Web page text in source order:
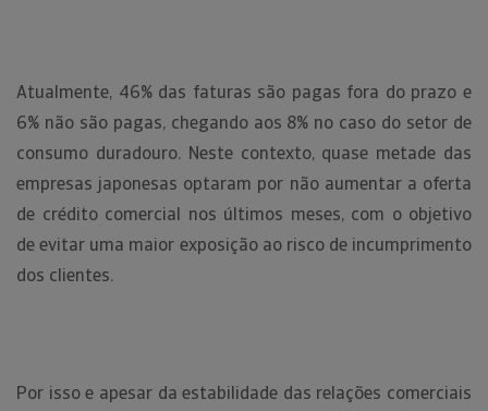
Atualmente, 46% das faturas são pagas fora do prazo e
6% não são pagas, chegando aos 8% no caso do setor de
consumo duradouro. Neste contexto, quase metade das
empresas japonesas optaram por não aumentar a oferta
de crédito comercial nos últimos meses, com o objetivo
de evitar uma maior exposição ao risco de incumprimento
dos clientes.
Por isso e apesar da estabilidade das relações comerciais